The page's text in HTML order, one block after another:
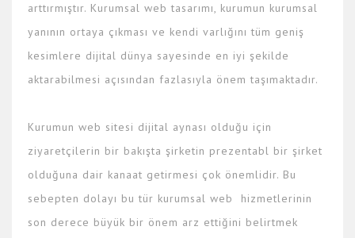
arttırmıştır. Kurumsal web tasarımı, kurumun kurumsal
yanının ortaya çıkması ve kendi varlığını tüm geniş
kesimlere dijital dünya sayesinde en iyi şekilde
aktarabilmesi açısından fazlasıyla önem taşımaktadır.
Kurumun web sitesi dijital aynası olduğu için
ziyaretçilerin bir bakışta şirketin prezentabl bir şirket
olduğuna dair kanaat getirmesi çok önemlidir. Bu
sebepten dolayı bu tür kurumsal web hizmetlerinin
son derece büyük bir önem arz ettiğini belirtmek